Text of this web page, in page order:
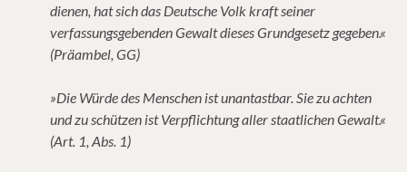
dienen, hat sich das Deutsche Volk kraft seiner
verfassungsgebenden Gewalt dieses Grundgesetz gegeben.«
(Präambel, GG)
»Die Würde des Menschen ist unantastbar. Sie zu achten
und zu schützen ist Verpflichtung aller staatlichen Gewalt.«
(Art. 1, Abs. 1)